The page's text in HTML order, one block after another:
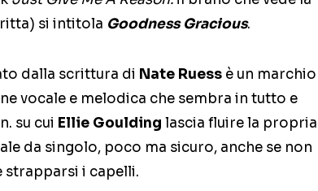
si intitola Goodness Gracious.
dalla scrittura di Nate Ruess è un marchio
vocale e melodica che sembra in tutto e
su cui Ellie Goulding lascia fluire la propria
da singolo, poco ma sicuro, anche se non
strapparsi i capelli.